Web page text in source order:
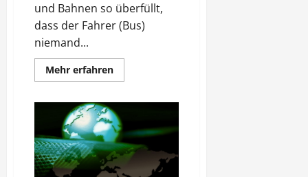
und Bahnen so überfüllt,
dass der Fahrer (Bus)
niemand...
Mehr erfahrenMehr
Informationen
Berlin
–
Vom
Chaos
im
Nahverkehr